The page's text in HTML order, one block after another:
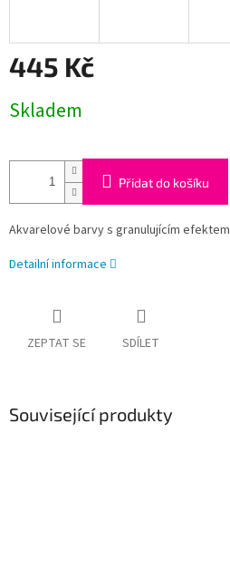
445 Kč
cena:
Skladem
Přidat do košíku
Akvarelové barvy s granulujícím efektem
Detailní informace
ZEPTAT SE SDÍLET
Související produkty